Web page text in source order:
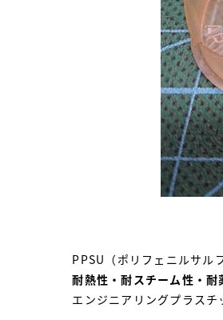
PPSU（ポリフェニルサル
耐熱性・耐スチーム性・耐
エンジニアリングプラスチ